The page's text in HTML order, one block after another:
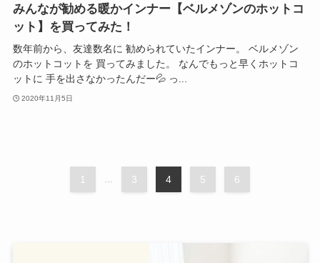
みんなが勧める暖かインナー【ベルメゾンのホットコ
ット】を買ってみた！
数年前から、友達数名に 勧められていたインナー。 ベルメゾン
のホットコットを 買ってみました。 なんでもっと早くホットコ
ットに 手を出さなかったんだー💦 っ...
2020年11月5日
1 ... 3 4 5 6